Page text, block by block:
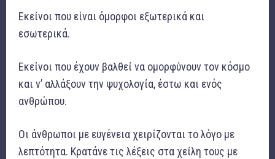
Εκείνοι που είναι όμορφοι εξωτερικά και
εσωτερικά.
Εκείνοι που έχουν βαλθεί να ομορφύνουν τον κόσμο
και ν’ αλλάξουν την ψυχολογία, έστω και ενός
ανθρώπου.
Οι άνθρωποι με ευγένεια χειρίζονται το λόγο με
λεπτότητα. Κρατάνε τις λέξεις στα χείλη τους με